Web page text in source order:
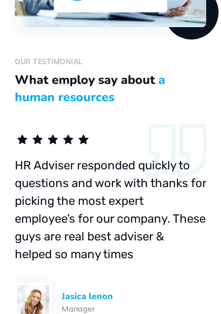
OUR TESTIMONIAL
What employ say about a
human resources
HR Adviser responded quickly to
questions and work with thanks for
picking the most expert
employee’s for our company. These
guys are real best adviser &
helped so many times
Jason roy
CEO of HR